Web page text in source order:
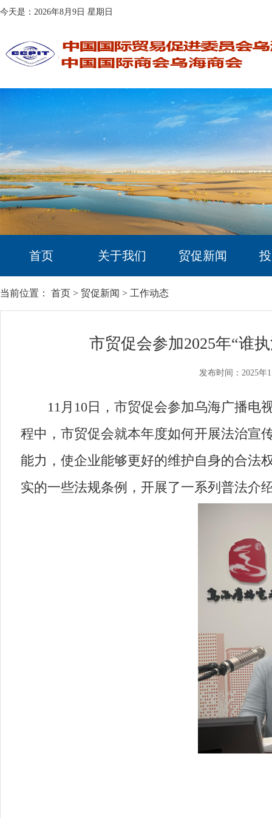
今天是：2026年8月9日 星期日
首页 关于我们 贸促新闻
当前位置： 首页 > 贸促新闻 > 工作动态
市贸促会参加2025年“谁
发布时间：2025年
11月10日，市贸促会参加乌海广播电视
程中，市贸促会就本年度如何开展法治宣
能力，使企业能够更好的维护自身的合法
实的一些法规条例，开展了一系列普法介